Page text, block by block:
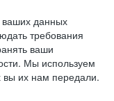
данных
требования
ваши
Мы используем
вы их нам передали.